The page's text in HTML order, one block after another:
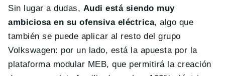
Sin lugar a dudas, Audi está siendo muy
ambiciosa en su ofensiva eléctrica, algo que
también se puede aplicar al resto del grupo
Volkswagen: por un lado, está la apuesta por la
plataforma modular MEB, que permitirá la creación